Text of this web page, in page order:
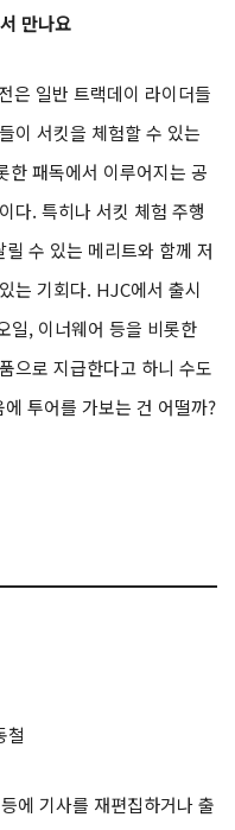
만나요
은 일반 트랙데이 라이더들
이 서킷을 체험할 수 있는
한 패독에서 이루어지는 공
다. 특히나 서킷 체험 주행
수 있는 메리트와 함께 저
는 기회다. HJC에서 출시
일, 이너웨어 등을 비롯한
으로 지급한다고 하니 수도
투어를 가보는 건 어떨까?
철
에 기사를 재편집하거나 출